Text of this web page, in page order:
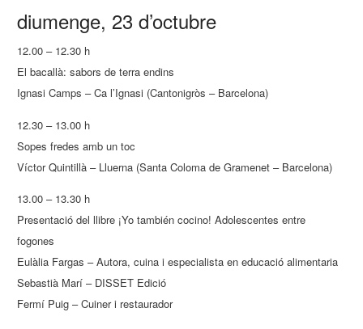
diumenge, 23 d’octubre
12.00 – 12.30 h
El bacallà: sabors de terra endins
Ignasi Camps – Ca l’Ignasi (Cantonigròs – Barcelona)
12.30 – 13.00 h
Sopes fredes amb un toc
Víctor Quintillà – Lluerna (Santa Coloma de Gramenet – Barcelona)
13.00 – 13.30 h
Presentació del llibre ¡Yo también cocino! Adolescentes entre
fogones
Eulàlia Fargas – Autora, cuina i especialista en educació alimentaria
Sebastià Marí – DISSET Edició
Fermí Puig – Cuiner i restaurador